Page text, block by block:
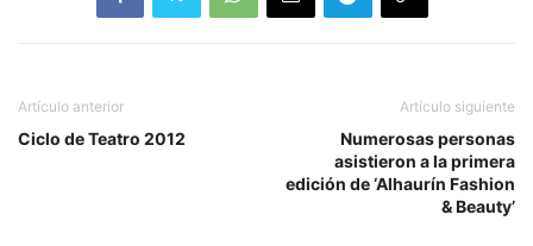
Artículo anterior
Ciclo de Teatro 2012
Artículo siguiente
Numerosas personas
asistieron a la primera
edición de ‘Alhaurín Fashion
& Beauty’